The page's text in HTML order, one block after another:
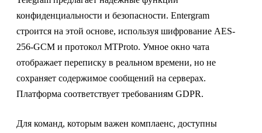
конфиденциальности и безопасности. Entergram
строится на этой основе, используя шифрование AES-
256-GCM и протокол MTProto. Умное окно чата
отображает переписку в реальном времени, но не
сохраняет содержимое сообщений на серверах.
Платформа соответствует требованиям GDPR.
Для команд, которым важен комплаенс, доступны